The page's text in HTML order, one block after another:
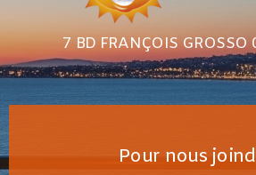
7 BD FRANÇOIS GROSSO
Pour nous